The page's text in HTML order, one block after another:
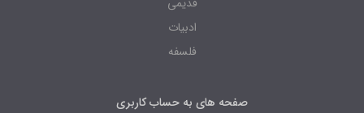
صفحه های به حساب کاربری